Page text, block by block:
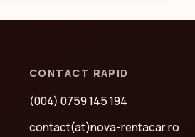
CONTACT RAPID
(004) 0759 145 194
contact(at)nova-rentacar.ro